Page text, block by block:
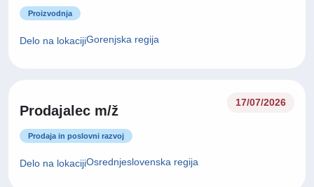
Proizvodnja
Delo na lokacijiGorenjska regija
Prodajalec m/ž
17/07/2026
Prodaja in poslovni razvoj
Delo na lokacijiOsrednjeslovenska regija